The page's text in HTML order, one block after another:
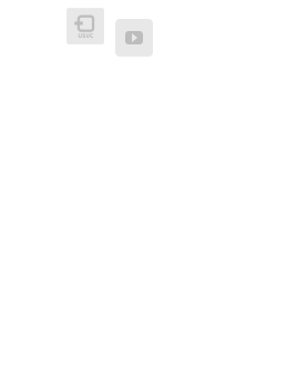
USVC
YouTube